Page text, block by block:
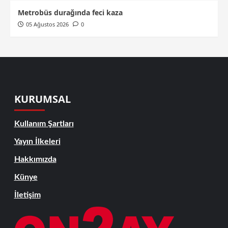
Metrobüs durağında feci kaza
05 Ağustos 2026 0
KURUMSAL
Kullanım Şartları
Yayın İlkeleri
Hakkımızda
Künye
İletişim